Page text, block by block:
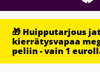
🎁 Huipputarjous
kierrätysvapaa
peliin - vain 1